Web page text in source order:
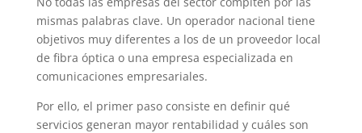
mismas palabras clave. Un operador nacional tiene
objetivos muy diferentes a los de un proveedor local
de fibra óptica o una empresa especializada en
comunicaciones empresariales.
Por ello, el primer paso consiste en definir qué
servicios generan mayor rentabilidad y cuáles son